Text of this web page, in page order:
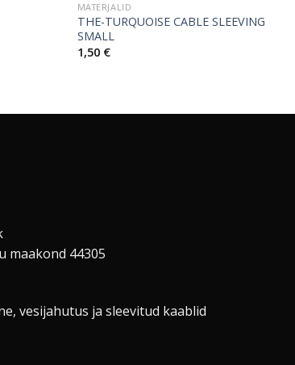
MATERJALID
THE-TURQUOISE CABLE SLEEVING
SMALL
1,50 €
maakond 44305
vesijahutus ja sleevitud kaablid